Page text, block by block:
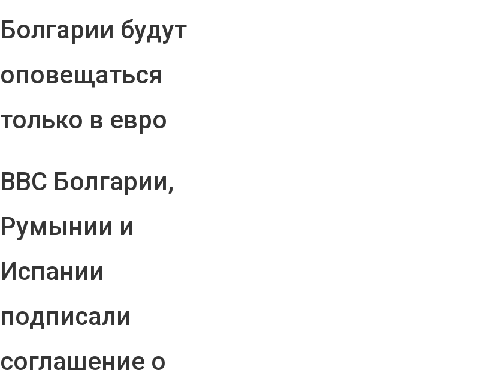
Болгарии будут
оповещаться
только в евро
ВВС Болгарии,
Румынии и
Испании
подписали
соглашение о